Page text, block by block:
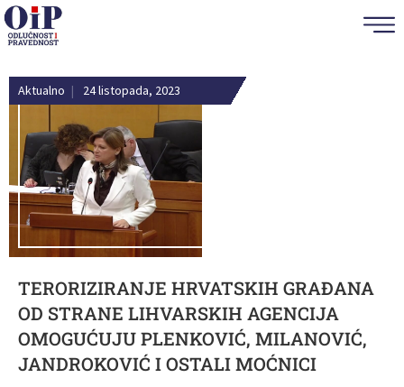
Aktualno | 24 listopada, 2023
TERORIZIRANJE HRVATSKIH GRAĐANA
OD STRANE LIHVARSKIH AGENCIJA
OMOGUĆUJU PLENKOVIĆ, MILANOVIĆ,
JANDROKOVIĆ I OSTALI MOĆNICI